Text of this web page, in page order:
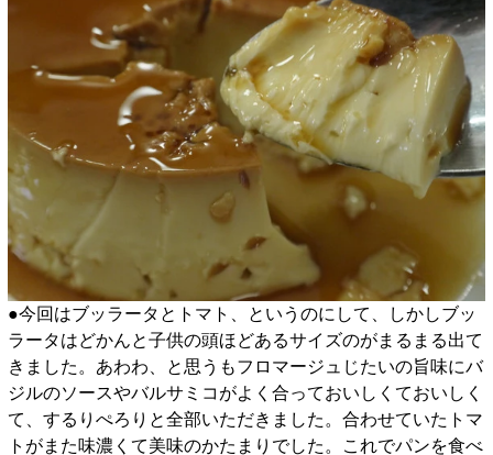
●今回はブッラータとトマト、というのにして、しかしブッ
ラータはどかんと子供の頭ほどあるサイズのがまるまる出て
きました。あわわ、と思うもフロマージュじたいの旨味にバ
ジルのソースやバルサミコがよく合っておいしくておいしく
て、するりぺろりと全部いただきました。合わせていたトマ
トがまた味濃くて美味のかたまりでした。これでパンを食べ